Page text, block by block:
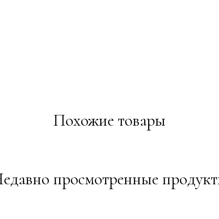
Похожие товары
просмотренные